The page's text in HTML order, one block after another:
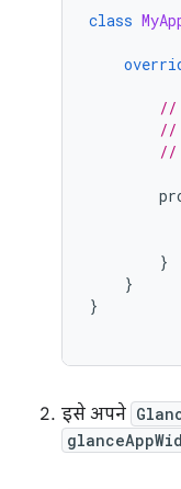
class
//
//
//
}
}
}
इसे अपने